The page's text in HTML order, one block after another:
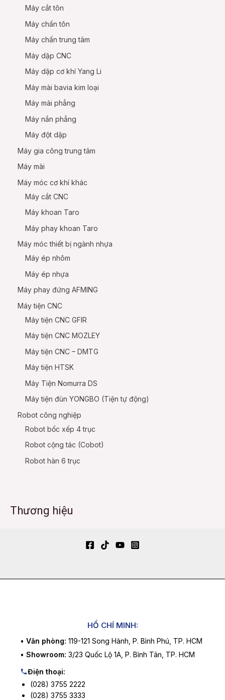
Máy cắt tôn
Máy chấn tôn
Máy chấn trung tâm
Máy dập CNC
Máy dập cơ khí Yang Li
Máy mài bavia kim loại
Máy mài phẳng
Máy nắn phẳng
Máy đột dập
Máy gia công trung tâm
Máy mài
Máy móc cơ khí khác
Máy cắt CNC
Máy khoan Taro
Máy phay khoan Taro
Máy móc thiết bị ngành nhựa
Máy ép nhôm
Máy ép nhựa
Máy phay đứng AFMING
Máy tiện CNC
Máy tiện CNC GFIR
Máy tiện CNC MOZLEY
Máy tiện CNC – DMTG
Máy tiện HTSK
Máy Tiện Nomurra DS
Máy tiện đùn YONGBO (Tiện tự động)
Robot công nghiệp
Robot bốc xếp 4 trục
Robot cộng tác (Cobot)
Robot hàn 6 trục
Thương hiệu
HỒ CHÍ MINH:
• Văn phòng: 119-121 Song Hành, P. Bình Phú, TP. HCM
• Showroom: 3/23 Quốc Lộ 1A, P. Bình Tân, TP. HCM
Điện thoại:
(028) 3755 2222
(028) 3755 3333